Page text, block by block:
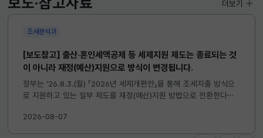
KOSPI 6258.77 37.61(하락)
KOSDAQ
국고채(3년) 3.746
달러-원 1410.6000 13.2000(하락)
조세분석과
[보도참고] 출산·혼인세액공제 등 세제지원 제도는 종료되는 것
이 아니라 재정(예산)지원으로 방식이 변경됩니다.
정부는 ’26.8.3.(월) 「2026년 세제개편안」을 통해 조세지출 방식으
로 지원하고 있는 일부 제도를 재정(예산)지원 방법으로 전환한다고
2026-08-07
더보기